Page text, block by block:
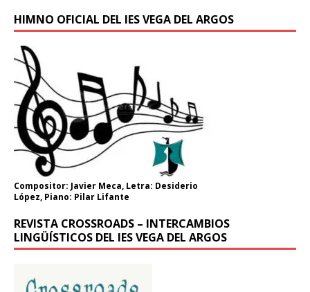
HIMNO OFICIAL DEL IES VEGA DEL ARGOS
Compositor: Javier Meca, Letra: Desiderio
López, Piano: Pilar Lifante
REVISTA CROSSROADS – INTERCAMBIOS
LINGÜÍSTICOS DEL IES VEGA DEL ARGOS